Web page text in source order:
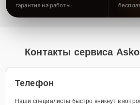
гарантия на работы
Контакты сервиса
Телефон
Наши специалисты быстро вникнут в